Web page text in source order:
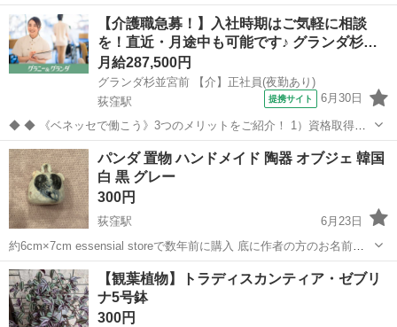
っていませんが、1番右のデオサンドは2袋あり、計4袋でお売りいたし
ます。
東京 杉並区 荻窪駅 その他 トイレ
【介護職急募！】入社時期はご気軽に相談
を！直近・月途中も可能です♪ グランダ杉…
月給287,500円
グランダ杉並宮前 【介】正社員(夜勤あり)
荻窪駅
提携サイト 6月30日
◆ ◆ 《ベネッセで働こう》3つのメリットをご紹介！ 1）資格取得支
援制度＆受験・研修費の実費負担あり！(規定あり) 2）着実にキャリア
を磨けるでステップアップフィールドが充実！ 3）他社講座も受講
OK！ 《入社後サポ...
東京 杉並区 荻窪駅
パンダ 置物 ハンドメイド 陶器 オブジェ 韓国
白 黒 グレー
300円
荻窪駅
6月23日
約6cm×7cm essensial storeで数年前に購入 底に作者の方のお名前ら
しきものがあります 受け渡し場所： 荻窪駅/高円寺駅/日大二校 ※要相
談
東京 杉並区 荻窪駅 その他 パンダ
【観葉植物】トラディスカンティア・ゼブリ
ナ5号鉢
300円